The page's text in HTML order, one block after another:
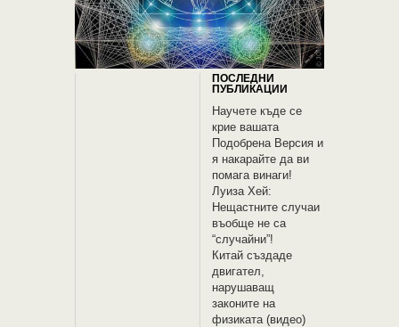
ПОСЛЕДНИ
ПУБЛИКАЦИИ
Научете къде се
крие вашата
Подобрена Версия и
я накарайте да ви
помага винаги!
Луиза Хей:
Нещастните случаи
въобще не са
“случайни”!
Китай създаде
двигател,
нарушаващ
законите на
физиката (видео)